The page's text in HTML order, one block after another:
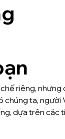
riêng,
ta, người
dựa trên các